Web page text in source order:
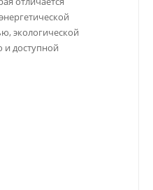
экологической
и доступной